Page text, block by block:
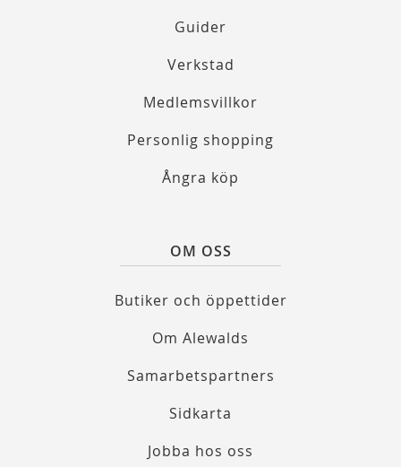
Guider
Verkstad
Medlemsvillkor
Personlig shopping
Ångra köp
OM OSS
Butiker och öppettider
Om Alewalds
Samarbetspartners
Sidkarta
Jobba hos oss